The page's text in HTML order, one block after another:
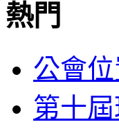
熱門
公會位
第十